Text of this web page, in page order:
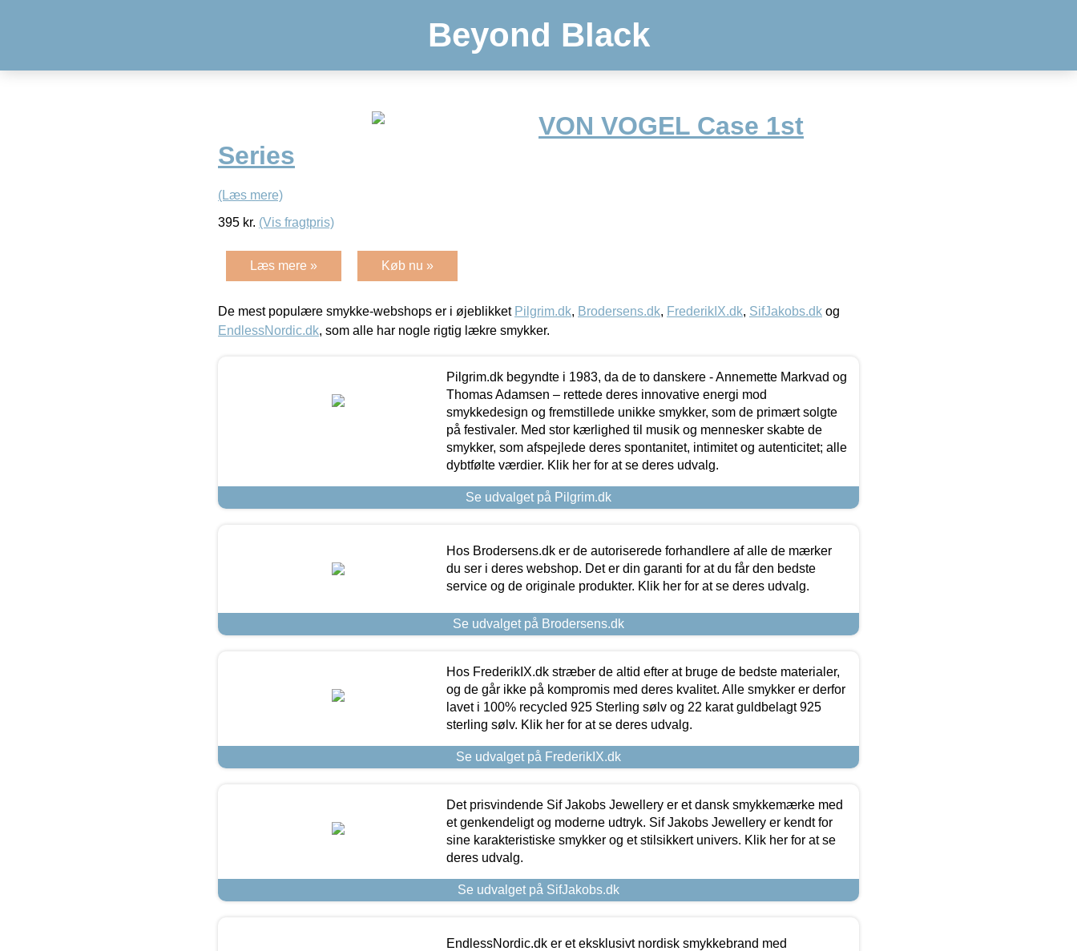
Beyond Black
VON VOGEL Case 1st
Series
(Læs mere)
395 kr. (Vis fragtpris)
Læs mere » Køb nu »
De mest populære smykke-webshops er i øjeblikket Pilgrim.dk, Brodersens.dk, FrederikIX.dk, SifJakobs.dk og
EndlessNordic.dk, som alle har nogle rigtig lækre smykker.
Pilgrim.dk begyndte i 1983, da de to danskere - Annemette Markvad og
Thomas Adamsen – rettede deres innovative energi mod
smykkedesign og fremstillede unikke smykker, som de primært solgte
på festivaler. Med stor kærlighed til musik og mennesker skabte de
smykker, som afspejlede deres spontanitet, intimitet og autenticitet; alle
dybtfølte værdier. Klik her for at se deres udvalg.
Se udvalget på Pilgrim.dk
Hos Brodersens.dk er de autoriserede forhandlere af alle de mærker
du ser i deres webshop. Det er din garanti for at du får den bedste
service og de originale produkter. Klik her for at se deres udvalg.
Se udvalget på Brodersens.dk
Hos FrederikIX.dk stræber de altid efter at bruge de bedste materialer,
og de går ikke på kompromis med deres kvalitet. Alle smykker er derfor
lavet i 100% recycled 925 Sterling sølv og 22 karat guldbelagt 925
sterling sølv. Klik her for at se deres udvalg.
Se udvalget på FrederikIX.dk
Det prisvindende Sif Jakobs Jewellery er et dansk smykkemærke med
et genkendeligt og moderne udtryk. Sif Jakobs Jewellery er kendt for
sine karakteristiske smykker og et stilsikkert univers. Klik her for at se
deres udvalg.
Se udvalget på SifJakobs.dk
EndlessNordic.dk er et eksklusivt nordisk smykkebrand med